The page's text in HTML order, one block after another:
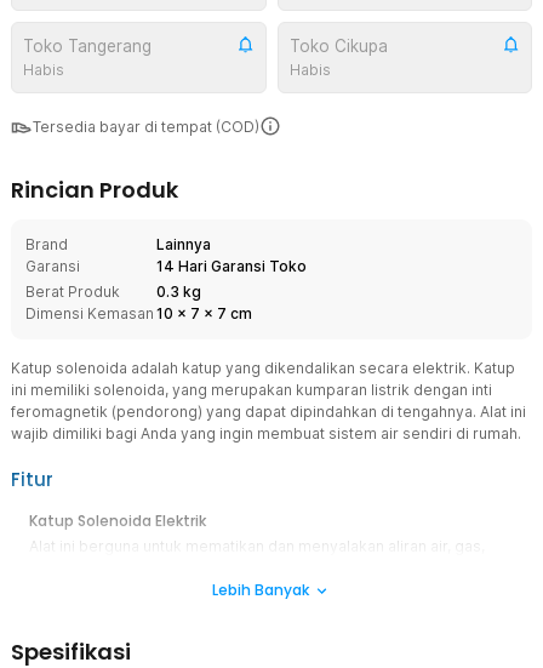
Toko Tangerang
Habis
Toko Cikupa
Habis
Tersedia bayar di tempat (COD)
Rincian Produk
Brand
Lainnya
Garansi
14 Hari Garansi Toko
Berat Produk
0.3 kg
Dimensi Kemasan 10 x 7 x 7 cm
Katup solenoida adalah katup yang dikendalikan secara elektrik. Katup
ini memiliki solenoida, yang merupakan kumparan listrik dengan inti
feromagnetik (pendorong) yang dapat dipindahkan di tengahnya. Alat ini
wajib dimiliki bagi Anda yang ingin membuat sistem air sendiri di rumah.
Fitur
Katup Solenoida Elektrik
Alat ini berguna untuk mematikan dan menyalakan aliran air, gas,
untuk berbagai kebutuhan, baik itu untuk mengatur tinggi rendahnya
Desain Minimalis
Lebih Banyak
Spesifikasi